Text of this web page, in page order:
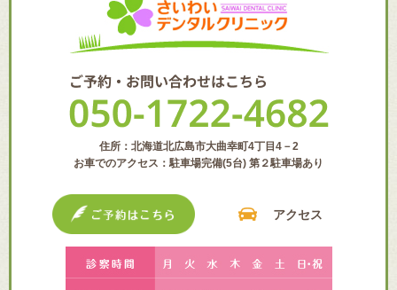
住所：北海道北広島市大曲幸町4丁目4－2
お車でのアクセス：駐車場完備(5台) 第２駐車場あり
アクセス